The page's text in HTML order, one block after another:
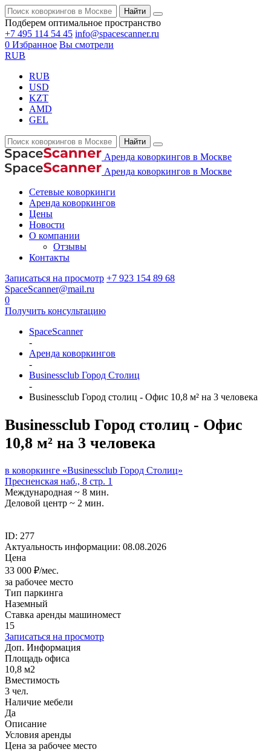
Найти
Подберем оптимальное пространство
+7 495 114 54 45 info@spacescanner.ru
0 Избранное Вы смотрели
RUB
RUB
USD
KZT
AMD
GEL
Найти
Аренда коворкингов в Москве
Аренда коворкингов в Москве
Сетевые коворкинги
Аренда коворкингов
Цены
Новости
О компании
Отзывы
Контакты
Записаться на просмотр +7 923 154 89 68
SpaceScanner@mail.ru
0
Получить консультацию
SpaceScanner
-
Аренда коворкингов
-
Businessclub Город Столиц
-
Businessclub Город столиц - Офис 10,8 м² на 3 человека
Businessclub Город столиц - Офис
10,8 м² на 3 человека
в коворкинге «Businessclub Город Столиц»
Пресненская наб., 8 cтр. 1
Международная ~ 8 мин.
Деловой центр ~ 2 мин.
ID: 277
Актуальность информации: 08.08.2026
Цена
33 000 ₽/мес.
за рабочее место
Тип паркинга
Наземный
Ставка аренды машиномест
15
Записаться на просмотр
Доп. Информация
Площадь офиса
10,8 м2
Вместимость
3 чел.
Наличие мебели
Да
Описание
Условия аренды
Цена за рабочее место